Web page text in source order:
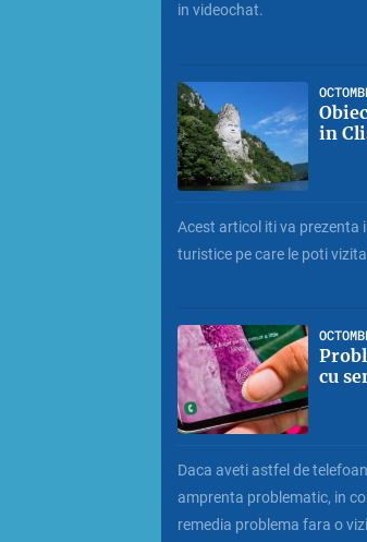
in videochat.
in
Acest articol iti va prezenta
turistice pe care le poti
cu
Daca aveti astfel de
amprenta problematic, in
remedia problema fara o